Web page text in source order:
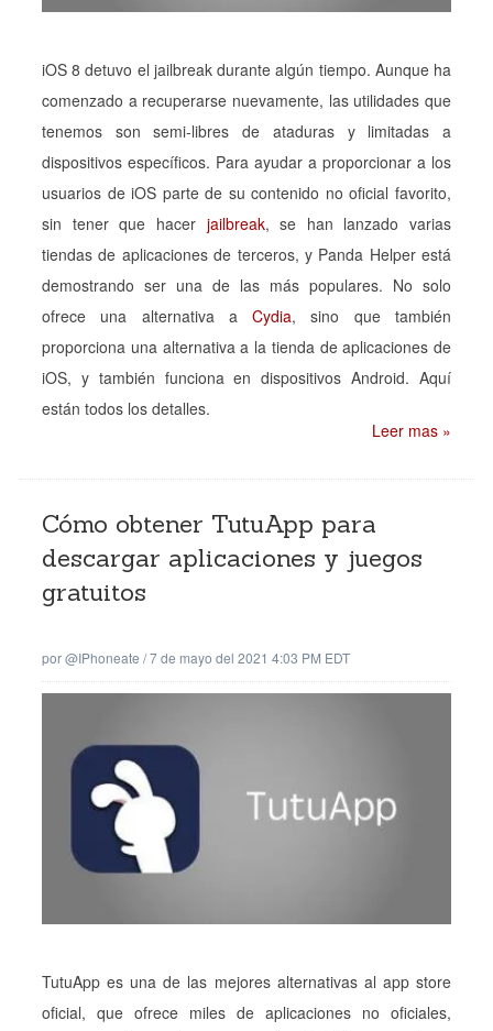
iOS 8 detuvo el jailbreak durante algún tiempo. Aunque ha
comenzado a recuperarse nuevamente, las utilidades que
tenemos son semi-libres de ataduras y limitadas a
dispositivos específicos. Para ayudar a proporcionar a los
usuarios de iOS parte de su contenido no oficial favorito,
sin tener que hacer jailbreak, se han lanzado varias
tiendas de aplicaciones de terceros, y Panda Helper está
demostrando ser una de las más populares. No solo
ofrece una alternativa aCydia, sino que también
proporciona una alternativa a la tienda de aplicaciones de
iOS, y también funciona en dispositivos Android. Aquí
están todos los detalles.
Leer mas »
Cómo obtener TutuApp para
descargar aplicaciones y juegos
gratuitos
por@iPhoneate /7 de mayo del 2021 4:03 PM EDT
TutuApp es una de las mejores alternativas al app store
oficial, que ofrece miles de aplicaciones no oficiales,